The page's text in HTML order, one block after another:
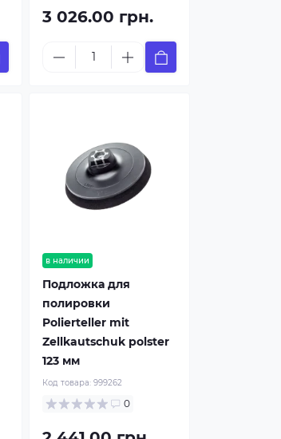
3 026.00 грн.
в наличии
Подложка для
полировки
Polierteller mit
Zellkautschuk polster
123 мм
Код товара:999262
0